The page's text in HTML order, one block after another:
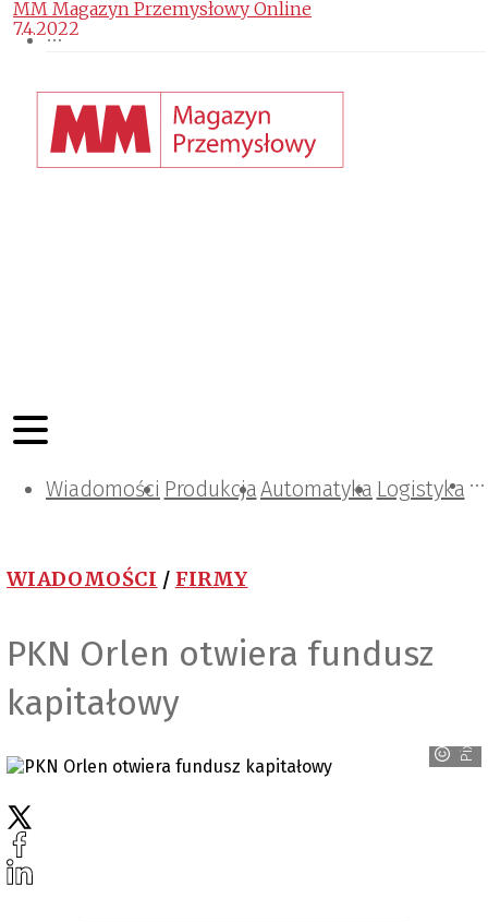
Wiadomości ProdukcjaAutomatyka Logistyka
Projektowanie i konstrukcje
Zarządzanie i IT
Tematy specjalne
WIADOMOŚCI / FIRMY
PKN Orlen otwiera fundusz
kapitałowy
Pixabay
MM Magazyn Przemysłowy Online
7.4.2022